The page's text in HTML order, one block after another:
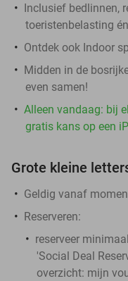
Inclusief bedlinnen,
toeristenbelasting
Ontdek ook Indoor
Midden in de
even samen!
Alleen vandaag: bij
gratis kans op een
Grote kleine
Geldig vanaf
Reserveren:
reserveer
'Social Deal
overzicht: mijn